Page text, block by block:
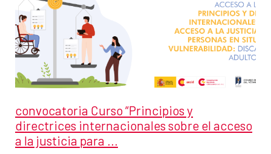
convocatoria Curso “Principios y
directrices internacionales sobre el acceso
a la justicia para ...